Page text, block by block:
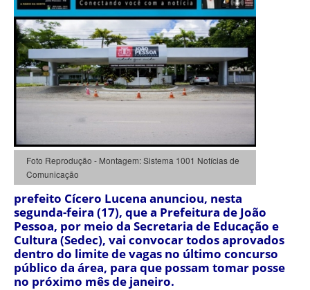
Foto Reprodução - Montagem: Sistema 1001 Notícias de
Comunicação
prefeito Cícero Lucena anunciou, nesta
segunda-feira (17), que a Prefeitura de João
Pessoa, por meio da Secretaria de Educação e
Cultura (Sedec), vai convocar todos aprovados
dentro do limite de vagas no último concurso
público da área, para que possam tomar posse
no próximo mês de janeiro.